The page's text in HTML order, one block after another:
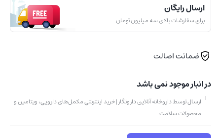
ارسال رایگان
برای سفارشات بالای سه میلیون تومان
ضمانت اصالت
در انبار موجود نمی باشد
ارسال توسط داروخانه آنلاین دارونگار | خرید اینترنتی مکمل‌های دارویی، ویتامین و
محصولات سلامت